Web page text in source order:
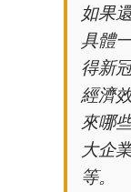
如果
具體
得新
經濟
來哪
大企
等。